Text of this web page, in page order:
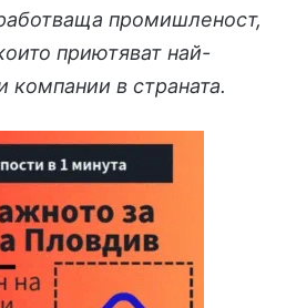
промишленост,
приютяват най-
компании в страната.